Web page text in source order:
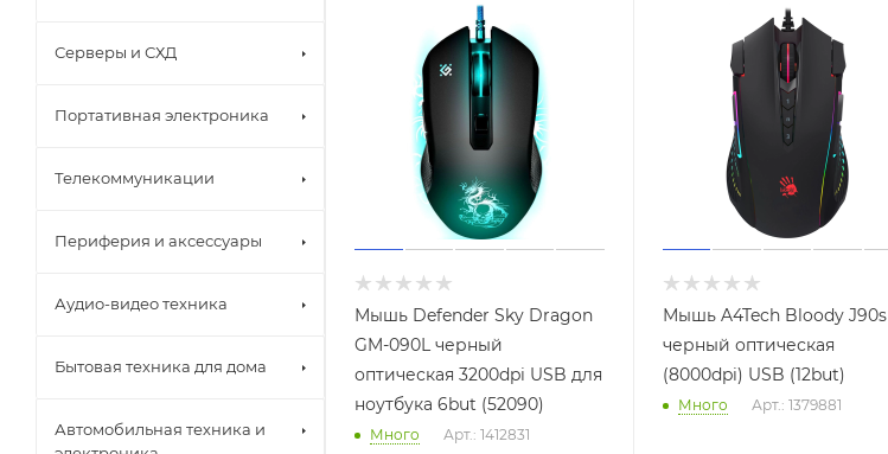
Мышь Defender Sky Dragon
GM-090L черный
оптическая 3200dpi USB для
ноутбука 6but (52090)
Много Арт.: 1412831
Мышь A4Tech Bloody J90s
черный оптическая
(8000dpi) USB (12but)
Много Арт.: 1379881
Серверы и СХД
Портативная электроника
Телекоммуникации
Периферия и аксессуары
Аудио-видео техника
Бытовая техника для дома
Автомобильная техника и